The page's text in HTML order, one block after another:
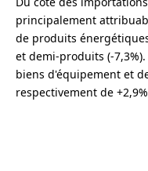
principalement
de produits
et demi-produits (-
biens d'équipement et
respectivement de